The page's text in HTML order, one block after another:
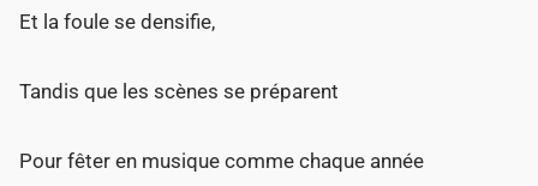
Et la foule se densifie,
Tandis que les scènes se préparent
Pour fêter en musique comme chaque année